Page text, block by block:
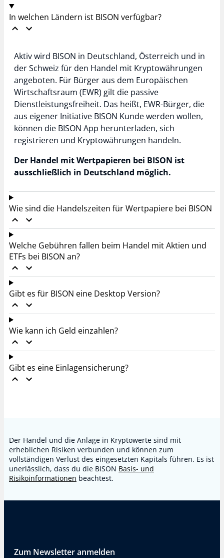
In welchen Ländern ist BISON verfügbar?
Aktiv wird BISON in Deutschland, Österreich und in
der Schweiz für den Handel mit Kryptowährungen
angeboten. Für Bürger aus dem Europäischen
Wirtschaftsraum (EWR) gilt die passive
Dienstleistungsfreiheit. Das heißt, EWR-Bürger, die
aus eigener Initiative BISON Kunde werden wollen,
können die BISON App herunterladen, sich
registrieren und Kryptowährungen handeln.
Der Handel mit Wertpapieren bei BISON ist
ausschließlich in Deutschland möglich.
Wie sind die Handelszeiten für Wertpapiere bei BISON
Welche Gebühren fallen beim Handel mit Aktien und
ETFs bei BISON an?
Gibt es für BISON eine Desktop Version?
Wie kann ich Geld einzahlen?
Gibt es eine Einlagensicherung?
Der Handel und die Anlage in Kryptowerte sind mit
erheblichen Risiken verbunden und können zum
vollständigen Verlust des eingesetzten Kapitals führen. Es ist
unerlässlich, dass du die BISON Basis- und
Risikoinformationen beachtest.
Zum Newsletter anmelden